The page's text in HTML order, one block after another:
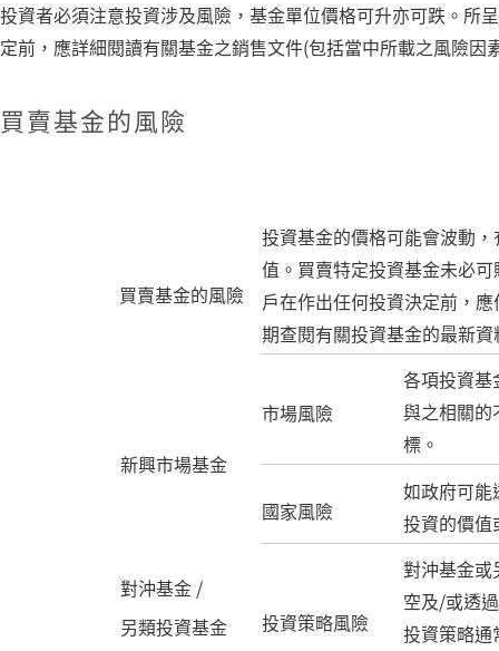
投資者必須注意投資涉及風險，基金單位價格可升亦可跌。所
定前，應詳細閱讀有關基金之銷售文件(包括當中所載之風險
買賣基金的風險
買賣基金的風險
新興市場基金
市場風險
國家風險
對沖基金 /
另類投資基金
投資策略風險
投資基金的價格可能會波動
值。買賣特定投資基金未必
戶在作出任何投資決定前，
期查閱有關投資基金的最新資
各項投資基
與之相關的
標。
對沖基金
空及/或透
投資策略通
如政府可能
投資的價值